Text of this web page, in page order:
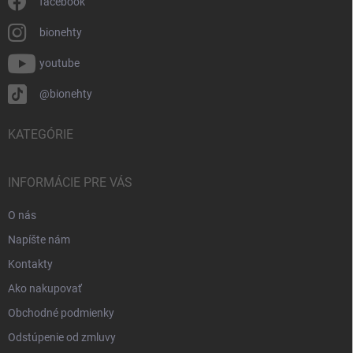
bionehty
youtube
@bionehty
KATEGÓRIE
INFORMÁCIE PRE VÁS
O nás
Napíšte nám
Kontakty
Ako nakupovať
Obchodné podmienky
Odstúpenie od zmluvy